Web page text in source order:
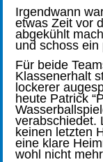
Irgendwann
etwas Zeit vor
abgekühlt
und schoss ein
Für beide
Klassenerhalt
lockerer
heute Patrick
verabschiedet.
keinen letzten
eine klare
wohl nicht